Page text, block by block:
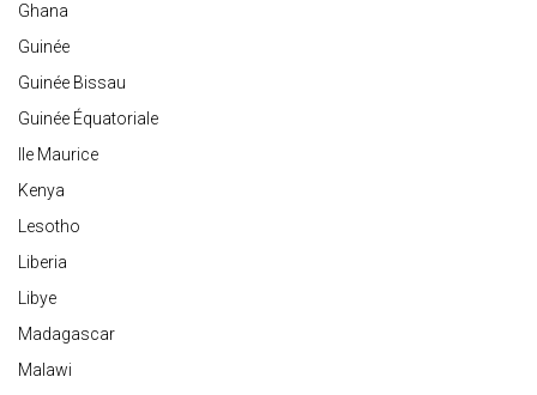
Ghana
Guinée
Guinée Bissau
Guinée Équatoriale
Ile Maurice
Kenya
Lesotho
Liberia
Libye
Madagascar
Malawi